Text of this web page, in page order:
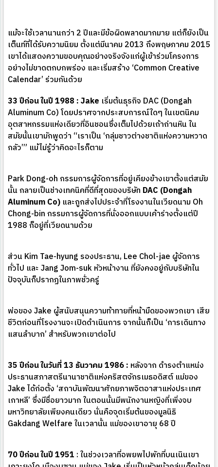
แม้จะใช้เวลานานกว่า 2 ปีและมีข้อผิดพลาดมากมาย แต่ก็ยังเป็น
เต็นท์ที่ได้รับความนิยม ตั้งแต่มีนาคม 2013 ถึงพฤษภาคม 2015
เขาได้แสดงความขอบคุณอย่างจริงจังแก่ผู้เข้าร่วมโครงการ
อย่างไม่ขาดตกบกพร่อง และเริ่มสร้าง ‘Common Creative
Calendar’ ร่วมกันด้วย
33 ปีก่อน ในปี 1988 : Jake เริ่มต้นธุรกิจ DAC (Dongah
Aluminum Co) โดยปราศจากประสบการณ์ใดๆ ในเขตนิคม
อุตสาหกรรมแห่งเดียวที่อินชอนซึ่งเต็มไปด้วยเถ้าถ่านหิน ใน
สมัยนั้นเขามักพูดว่า “เราเป็น ‘กลุ่มชาวต่างชาติแห่งความหวาด
กลัว’” แม้ไม่รู้ว่าคิดอะไรก็ตาม
Park Dong-oh กรรมการผู้จัดการที่อยู่เคียงข้างเขาตั้งแต่สมัย
นั้น กลายเป็นช่างเทคนิคที่ดีที่สุดของบริษัท DAC (Dongah
Aluminum Co) และถูกส่งไปประจำที่โรงงานในเวียดนาม Oh
Chong-bin กรรมการผู้จัดการที่นั่งออกแบบเค้าร่างตั้งแต่ปี
1988 ก็อยู่ที่เวียดนามด้วย
ส่วน Kim Tae-hyung รองประธาน, Lee Chol-jae ผู้จัดการ
ทั่วไป และ Jang Jom-suk หัวหน้างาน ที่ยังคงอยู่กับบริษัทใน
ปัจจุบันก็ปรากฏในภาพชั่วครู่
พ่อของ Jake ผู้สนับสนุนความท้าทายที่หน้ามืดของพวกเขา เสีย
ชีวิตก่อนที่โรงงานจะเปิดดำเนินการ จากนั้นก็เป็น ‘การเดินทาง
แสนลำบาก’ สำหรับพวกเขาต่อไป
35 ปีก่อน ในวันที่ 13 ธันวาคม 1986 : หลังจาก ดำรงตำแหน่ง
ประธานสภาสตรีนานาชาติแห่งคริสตจักรเมธอดิสต์ แม่ของ
Jake ได้ก่อตั้ง ‘สถาบันพัฒนาศักยภาพจิตอาสาแห่งประเทศ
เกาหลี’ ซึ่งมีชื่อยาวมาก ในตอนนั้นมีพนักงานหญิงที่เพิ่งจบ
มหาวิทยาลัยเพียงคนเดียว นั่นคือจุดเริ่มต้นของมูลนิธิ
Gakdang Welfare ในเวลานั้น แม่ของเขาอายุ 68 ปี
70 ปีก่อน ในปี 1951 : ในช่วงเวลาที่อพยพไปพักที่บนเนินเขา